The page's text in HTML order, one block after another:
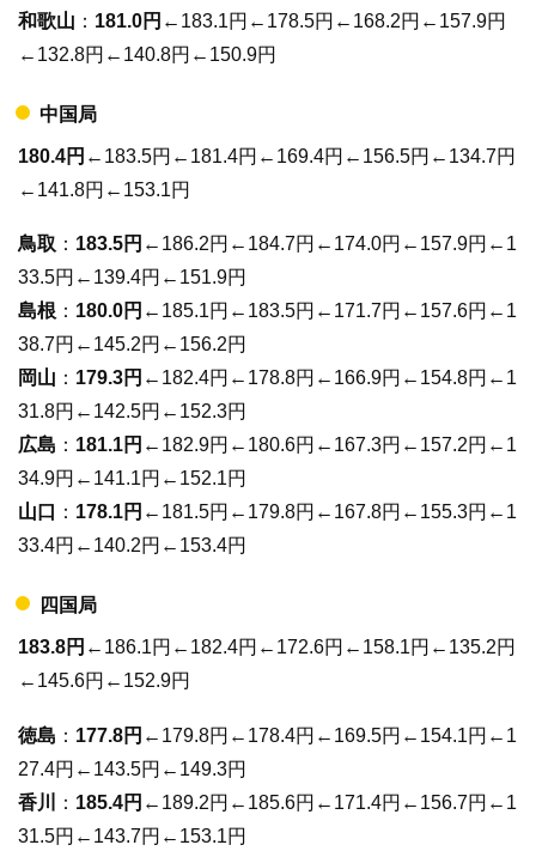
和歌山 ： 181.0円 ←183.1円←178.5円←168.2円←157.9円
←132.8円←140.8円←150.9円
中国局
180.4円 ←183.5円←181.4円←169.4円←156.5円←134.7円
←141.8円←153.1円
鳥取 ： 183.5円 ←186.2円←184.7円←174.0円←157.9円←1
33.5円←139.4円←151.9円
島根 ： 180.0円 ←185.1円←183.5円←171.7円←157.6円←1
38.7円←145.2円←156.2円
岡山 ： 179.3円 ←182.4円←178.8円←166.9円←154.8円←1
31.8円←142.5円←152.3円
広島 ： 181.1円 ←182.9円←180.6円←167.3円←157.2円←1
34.9円←141.1円←152.1円
山口
： 178.1円 ←181.5円←179.8円←167.8円←155.3円←1
33.4円←140.2円←153.4円
四国局
183.8円 ←186.1円←182.4円←172.6円←158.1円←135.2円
←145.6円←152.9円
徳島 ： 177.8円 ←179.8円←178.4円←169.5円←154.1円←1
27.4円←143.5円←149.3円
香川
： 185.4円 ←189.2円←185.6円←171.4円←156.7円←1
31.5円←143.7円←153.1円